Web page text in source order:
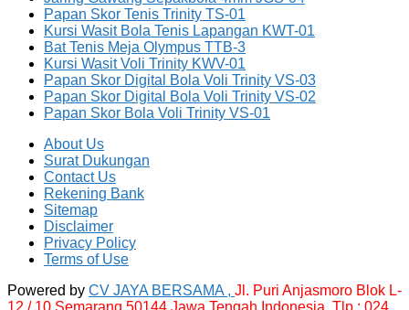
Papan Skor Tenis Trinity TS-01
Kursi Wasit Bola Tenis Lapangan KWT-01
Bat Tenis Meja Olympus TTB-3
Kursi Wasit Voli Trinity KWV-01
Papan Skor Digital Bola Voli Trinity VS-03
Papan Skor Digital Bola Voli Trinity VS-02
Papan Skor Bola Voli Trinity VS-01
About Us
Surat Dukungan
Contact Us
Rekening Bank
Sitemap
Disclaimer
Privacy Policy
Terms of Use
Powered by CV JAYA BERSAMA , Jl. Puri Anjasmoro Blok L-
12 / 10 Semarang 50144 Jawa Tengah Indonesia, Tlp : 024